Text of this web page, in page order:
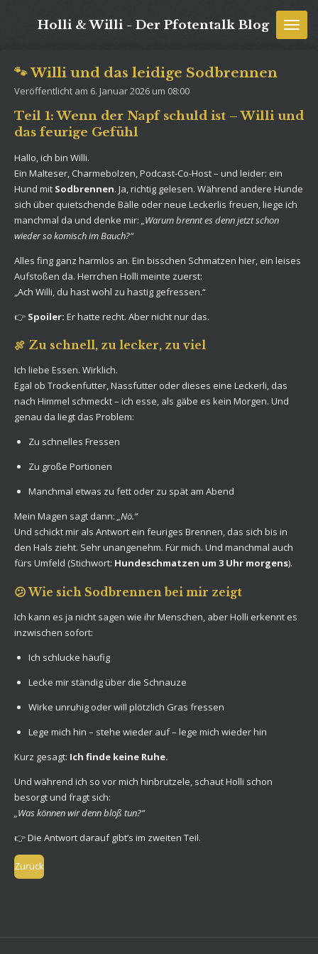
HauptinhaltHolli & Willi - Der Pfotentalk Blog
🐾 Willi und das leidige Sodbrennen
Veröffentlicht am 6. Januar 2026 um 08:00
Teil 1: Wenn der Napf schuld ist – Willi und
das feurige Gefühl
Hallo, ich bin Willi.
Ein Malteser, Charmebolzen, Podcast-Co-Host – und leider: ein
Hund mit Sodbrennen. Ja, richtig gelesen. Während andere Hunde
sich über quietschende Bälle oder neue Leckerlis freuen, liege ich
manchmal da und denke mir: „Warum brennt es denn jetzt schon
wieder so komisch im Bauch?“
Alles fing ganz harmlos an. Ein bisschen Schmatzen hier, ein leises
Aufstoßen da. Herrchen Holli meinte zuerst:
„Ach Willi, du hast wohl zu hastig gefressen.“
👉 Spoiler: Er hatte recht. Aber nicht nur das.
🍖 Zu schnell, zu lecker, zu viel
Ich liebe Essen. Wirklich.
Egal ob Trockenfutter, Nassfutter oder dieses eine Leckerli, das
nach Himmel schmeckt – ich esse, als gäbe es kein Morgen. Und
genau da liegt das Problem:
Zu schnelles Fressen
Zu große Portionen
Manchmal etwas zu fett oder zu spät am Abend
Mein Magen sagt dann: „Nö.“
Und schickt mir als Antwort ein feuriges Brennen, das sich bis in
den Hals zieht. Sehr unangenehm. Für mich. Und manchmal auch
fürs Umfeld (Stichwort: Hundeschmatzen um 3 Uhr morgens).
😕 Wie sich Sodbrennen bei mir zeigt
Ich kann es ja nicht sagen wie ihr Menschen, aber Holli erkennt es
inzwischen sofort:
Ich schlucke häufig
Lecke mir ständig über die Schnauze
Wirke unruhig oder will plötzlich Gras fressen
Lege mich hin – stehe wieder auf – lege mich wieder hin
Kurz gesagt: Ich finde keine Ruhe.
Und während ich so vor mich hinbrutzele, schaut Holli schon
besorgt und fragt sich:
„Was können wir denn bloß tun?“
👉 Die Antwort darauf gibt’s im zweiten Teil.
Zurück